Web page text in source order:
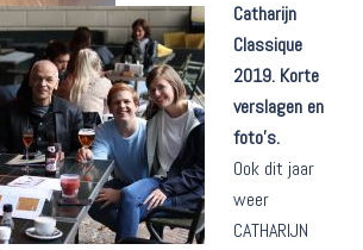
Catharijn
Classique
2019. Korte
verslagen en
foto’s.
Ook dit jaar
weer
CATHARIJN